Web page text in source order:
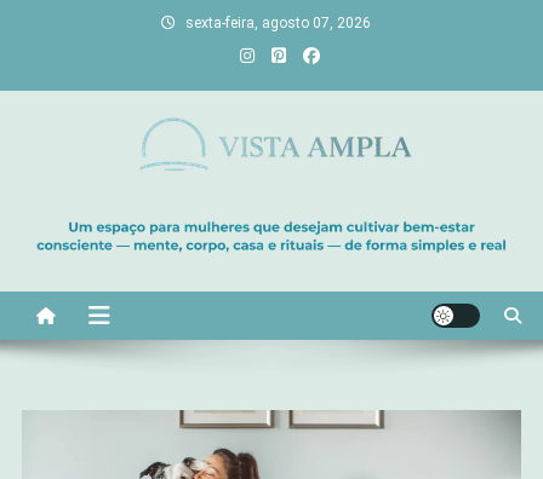
sexta-feira, agosto 07, 2026
bem-estar e encontre seu propósito. Inspiração diária para uma
vida com mais luz e significado!